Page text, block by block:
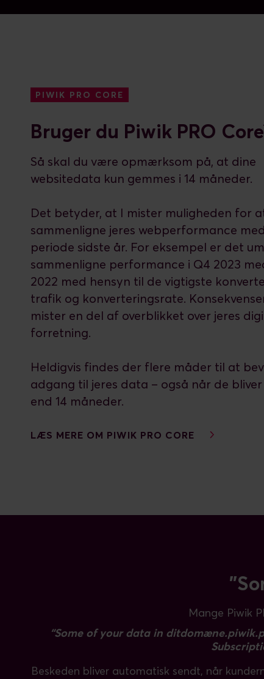
PIWIK PRO CORE
Bruger du Piwik PRO
Så skal du være opmærksom på, at dine
websitedata kun gemmes i 14 måneder.
Det betyder, at I mister muligheden for
sammenligne jeres webperformance
periode sidste år. For eksempel er det
sammenligne performance i Q4 2023
2022 med hensyn til de vigtigste
trafik og konverteringsrate.
mister en del af overblikket over jeres
forretning.
Heldigvis findes der flere måder til at
adgang til jeres data – også når de
end 14 måneder.
LÆS MERE OM PIWIK PRO CORE
Mange Piwik
“Some of your data in
Beskeden bliver automatisk sendt, når